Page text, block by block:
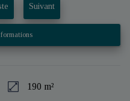
Suivant
190 m²